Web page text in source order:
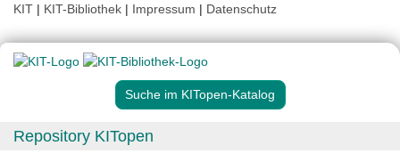
KIT | KIT-Bibliothek | Impressum | Datenschutz
Suche im KITopen-Katalog
Repository KITopen